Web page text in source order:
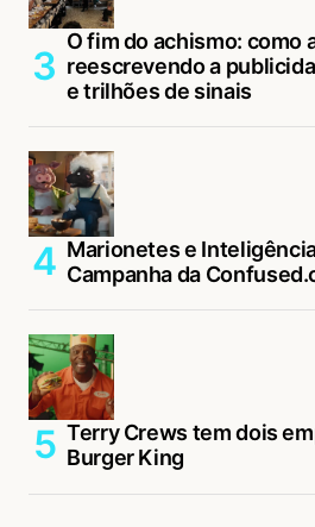
O fim do achismo: como
reescrevendo a
e trilhões de sinais
Marionetes e
Campanha da
Terry Crews tem dois
Burger King